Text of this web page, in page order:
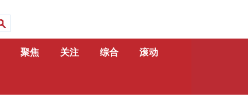
聚焦 关注 综合 滚动